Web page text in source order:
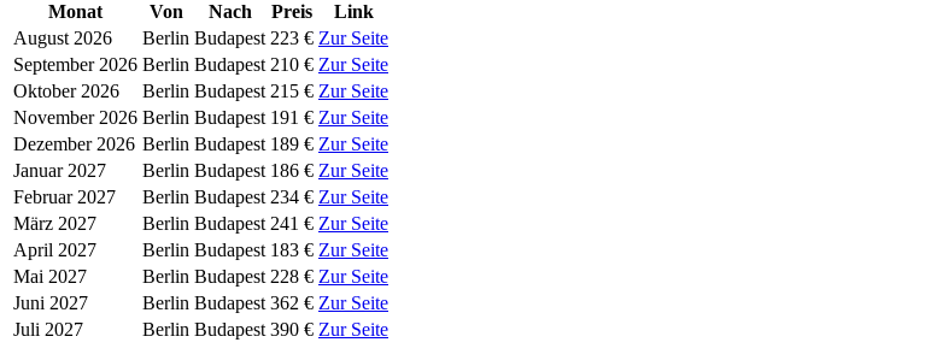
Monat
Von Nach Preis
Link
August 2026
Berlin Budapest 223 € Zur Seite
September 2026 Berlin Budapest 210 € Zur Seite
Oktober 2026
Berlin Budapest 215 € Zur Seite
November 2026 Berlin Budapest 191 € Zur Seite
Dezember 2026 Berlin Budapest 189 € Zur Seite
Januar 2027
Berlin Budapest 186 € Zur Seite
Februar 2027
Berlin Budapest 234 € Zur Seite
März 2027
Berlin Budapest 241 € Zur Seite
April 2027
Berlin Budapest 183 € Zur Seite
Mai 2027
Berlin Budapest 228 € Zur Seite
Juni 2027
Berlin Budapest 362 € Zur Seite
Juli 2027
Berlin Budapest 390 € Zur Seite